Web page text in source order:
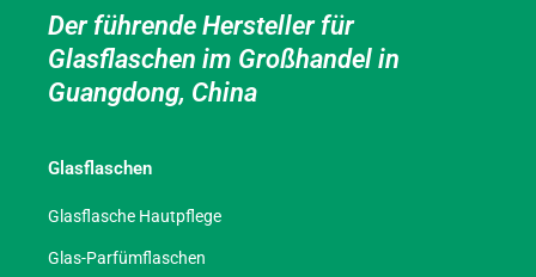
Der führende Hersteller für
Glasflaschen im Großhandel in
Guangdong, China
Glasflaschen
Glasflasche Hautpflege
Glas-Parfümflaschen